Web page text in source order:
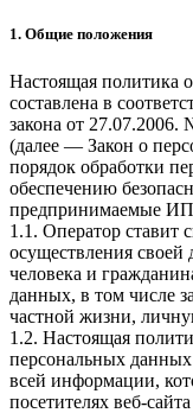
1. Общие положения
Настоящая политика
составлена в
закона от
(далее — Закон о
порядок обработки
обеспечению
предпринимаемые ИП
1.1. Оператор ставит
осуществления своей
человека и
данных, в том числе
частной жизни,
1.2. Настоящая
персональных
всей информации,
посетителях веб-сайта